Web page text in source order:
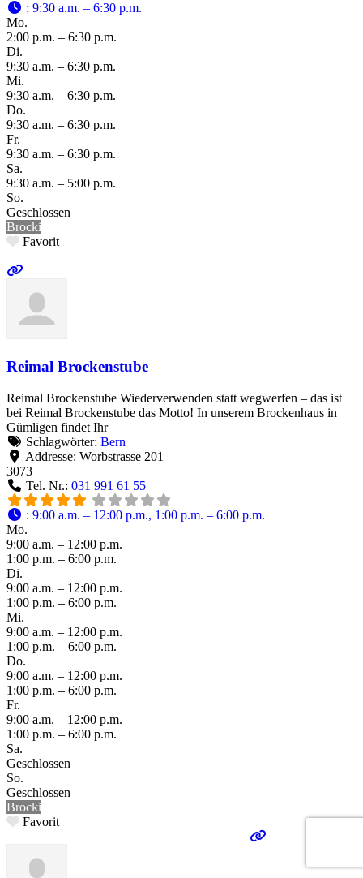
: 9:30 a.m. – 6:30 p.m.
Mo.
2:00 p.m. – 6:30 p.m.
Di.
9:30 a.m. – 6:30 p.m.
Mi.
9:30 a.m. – 6:30 p.m.
Do.
9:30 a.m. – 6:30 p.m.
Fr.
9:30 a.m. – 6:30 p.m.
Sa.
9:30 a.m. – 5:00 p.m.
So.
Geschlossen
Brocki
Favorit
Reimal Brockenstube
Reimal Brockenstube Wiederverwenden statt wegwerfen – das ist
bei Reimal Brockenstube das Motto! In unserem Brockenhaus in
Gümligen findet Ihr
Schlagwörter: Bern
Addresse: Worbstrasse 201
3073
Tel. Nr.: 031 991 61 55
: 9:00 a.m. – 12:00 p.m., 1:00 p.m. – 6:00 p.m.
Mo.
9:00 a.m. – 12:00 p.m.
1:00 p.m. – 6:00 p.m.
Di.
9:00 a.m. – 12:00 p.m.
1:00 p.m. – 6:00 p.m.
Mi.
9:00 a.m. – 12:00 p.m.
1:00 p.m. – 6:00 p.m.
Do.
9:00 a.m. – 12:00 p.m.
1:00 p.m. – 6:00 p.m.
Fr.
9:00 a.m. – 12:00 p.m.
1:00 p.m. – 6:00 p.m.
Sa.
Geschlossen
So.
Geschlossen
Brocki
Favorit